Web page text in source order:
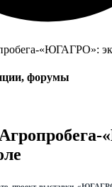
форумы